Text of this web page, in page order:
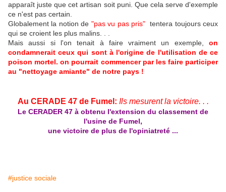
apparaît juste que cet artisan soit puni. Que cela serve d'exemple
ce n'est pas certain.
Globalement la notion de "pas vu pas pris" tentera toujours ceux
qui se croient les plus malins. . .
Mais aussi si l'on tenait à faire vraiment un exemple, on
condamnerait ceux qui sont à l'origine de l'utilisation de ce
poison mortel. on pourrait commencer par les faire participer
au "nettoyage amiante" de notre pays !
Au CERADE 47 de Fumel: Ils mesurent la victoire. . .
Le CERADER 47 à obtenu l'extension du classement de
l'usine de Fumel,
une victoire de plus de l'opiniatreté ...
#justice sociale